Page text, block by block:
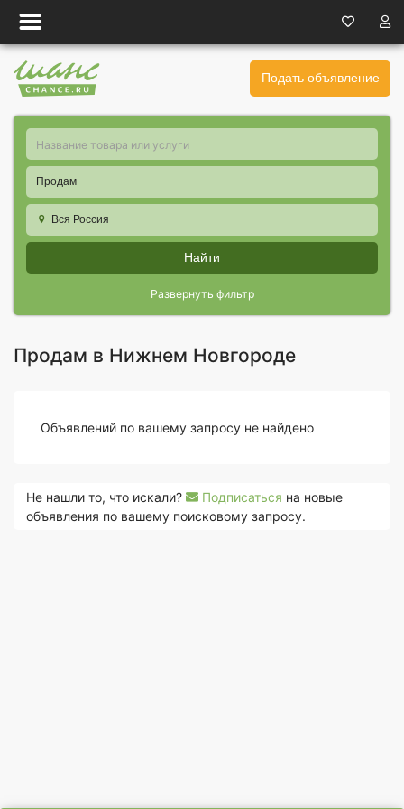
Подать объявление
Продам
Вся Россия
Найти
Развернуть фильтр
Продам в Нижнем Новгороде
Объявлений по вашему запросу не найдено
Не нашли то, что искали? Подписаться на новые
объявления по вашему поисковому запросу.